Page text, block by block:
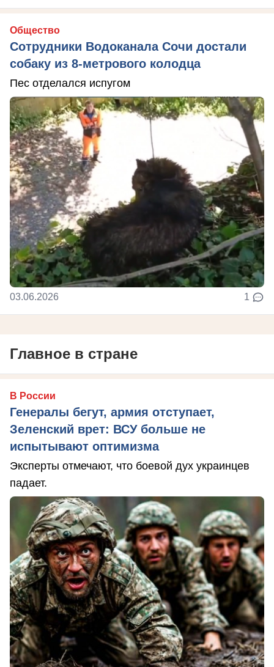
Общество
Сотрудники Водоканала Сочи достали
собаку из 8-метрового колодца
Пес отделался испугом
03.06.2026 1
Главное в стране
В России
Генералы бегут, армия отступает,
Зеленский врет: ВСУ больше не
испытывают оптимизма
Эксперты отмечают, что боевой дух украинцев
падает.